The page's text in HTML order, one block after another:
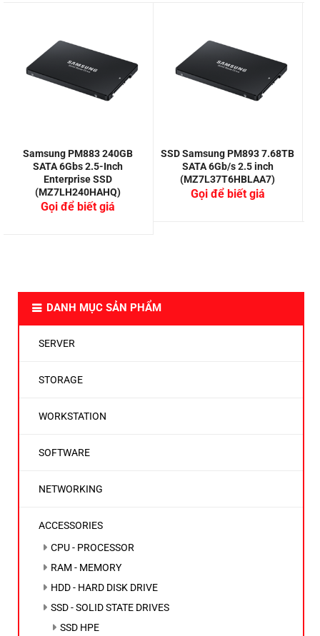
DANH MỤC SẢN PHẨM
SERVER
STORAGE
WORKSTATION
SOFTWARE
NETWORKING
ACCESSORIES
CPU - PROCESSOR
RAM - MEMORY
HDD - HARD DISK DRIVE
SSD - SOLID STATE DRIVES
SSD HPE
Samsung PM883 240GB
SATA 6Gbs 2.5-Inch
Enterprise SSD
(MZ7LH240HAHQ)
Gọi để biết giá
SSD Samsung PM893 7.68TB
SATA 6Gb/s 2.5 inch
(MZ7L37T6HBLAA7)
Gọi để biết giá